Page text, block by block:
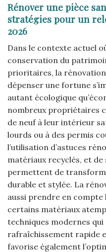
Rénover une pièce
stratégies pour un
2026
Dans le contexte actuel
conservation du
prioritaires, la rénovation
dépenser une fortune
autant écologique
nombreux propriétaires
de neuf à leur intérieur
lourds ou à des permis
l’utilisation d’astuces
matériaux recyclés, et de
permettent de
durable et stylée. La
aussi prendre en
certains matériaux
techniques modernes qui
rafraîchissement rapide
favorise également